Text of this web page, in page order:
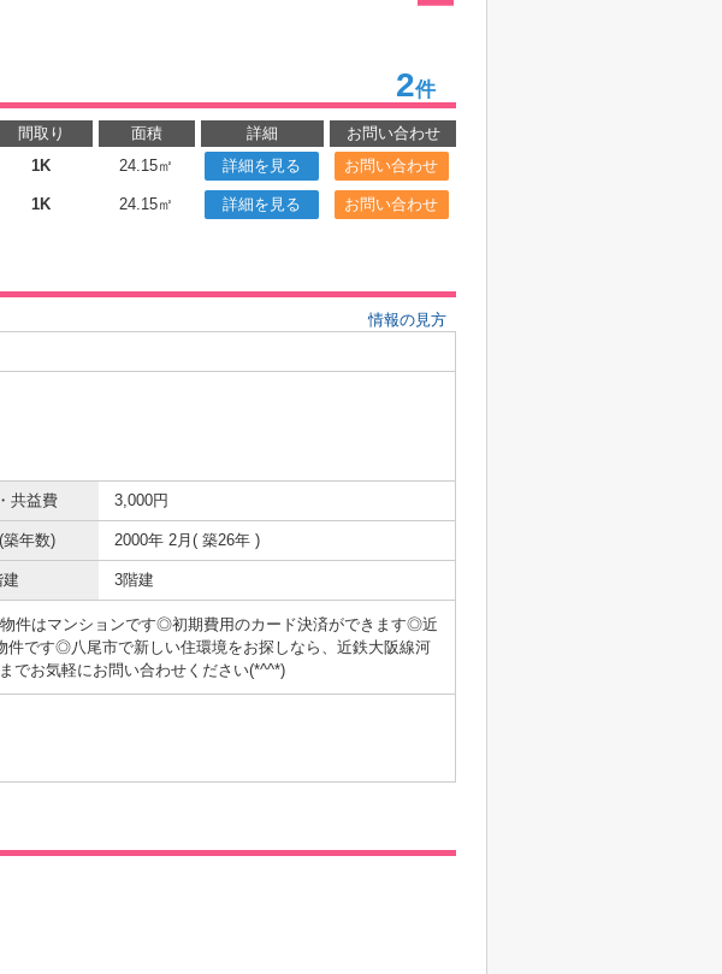
2件
間取り 面積 詳細
お問い合わせ
1K 24.15㎡ 詳細を見る お問い合わせ
1K 24.15㎡ 詳細を見る お問い合わせ
情報の見方
共益費 3,000円
年数) 2000年 2月( 築26年 )
建 3階建
件はマンションです◎初期費用のカード決済ができます◎近
件です◎八尾市で新しい住環境をお探しなら、近鉄大阪線河
でお気軽にお問い合わせください(*^^*)